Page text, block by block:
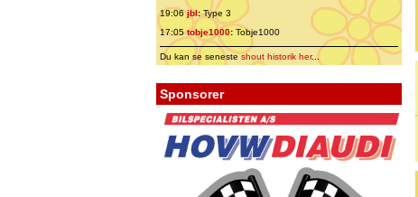
19:06jbl:Type 3
17:05tobje1000: Tobje1000
Du kan se senesteshout historik her...
Sponsorer